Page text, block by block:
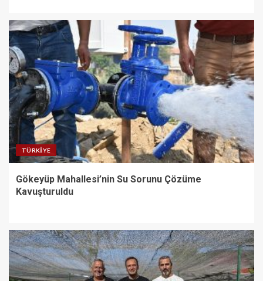
TÜRKIYE
Gökeyüp Mahallesi’nin Su Sorunu Çözüme
Kavuşturuldu